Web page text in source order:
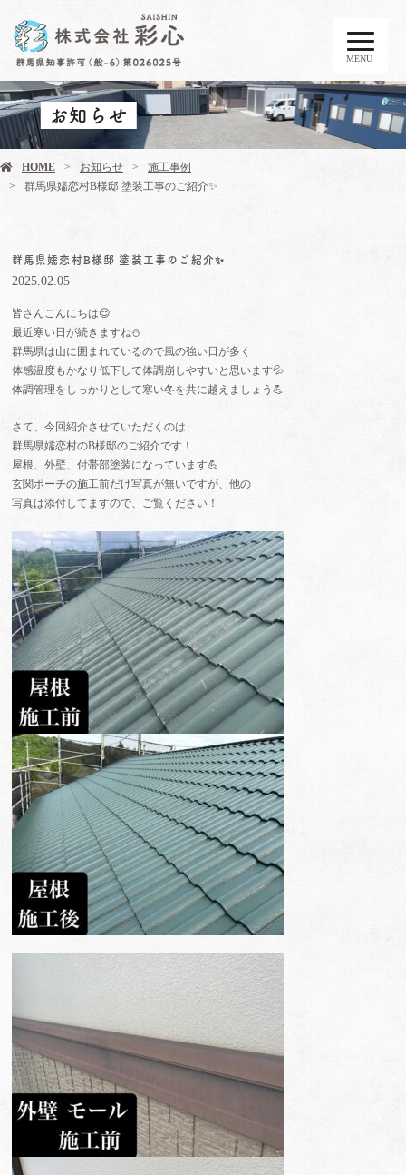
MENU
お知らせ
HOME お知らせ
施工事例
群馬県嬬恋村B様邸 塗装工事のご紹介✨
群馬県嬬恋村B様邸 塗装工事のご紹介✨
2025.02.05
皆さんこんにちは😌
最近寒い日が続きますね⛄️
群馬県は山に囲まれているので風の強い日が多く
体感温度もかなり低下して体調崩しやすいと思います💦
体調管理をしっかりとして寒い冬を共に越えましょう💪
さて、今回紹介させていただくのは
群馬県嬬恋村のB様邸のご紹介です！
屋根、外壁、付帯部塗装になっています💪
玄関ポーチの施工前だけ写真が無いですが、他の
写真は添付してますので、ご覧ください！